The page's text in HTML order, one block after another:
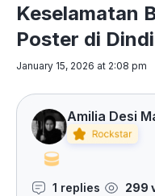
Keselamatan
Poster di
January 15, 2026 at 2:08 pm
Amilia Desi
1 replies 299